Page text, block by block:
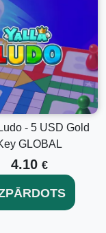
Ludo lietotni savā
kur ir
izsniegšanas
kontam.
sākt
process
bezrūpīgu.
visā pasaulē,
- 5 USD Gold
GLOBAL
4.10 €